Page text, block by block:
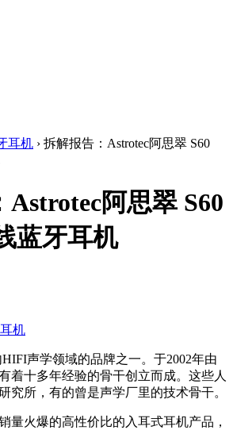
耳机 › 拆解报告：Astrotec阿思翠 S60
阿思翠 S60
蓝牙耳机
机
声学领域的品牌之一。于2002年由
着十多年经验的骨干创立而成。这些人
究所，有的曾是声学厂里的技术骨干。
量火爆的高性价比的入耳式耳机产品，